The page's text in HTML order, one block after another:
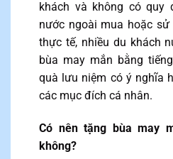
khách và không có quy
nước ngoài mua hoặc sử
thực tế, nhiều du khách
bùa may mắn bằng
quà lưu niệm có ý nghĩa
các mục đích cá nhân.
Có nên tặng bùa may
không?